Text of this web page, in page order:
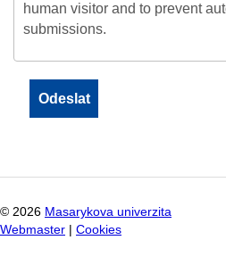
human visitor and to prevent
submissions.
© 2026 Masarykova univerzita
Webmaster
Cookies